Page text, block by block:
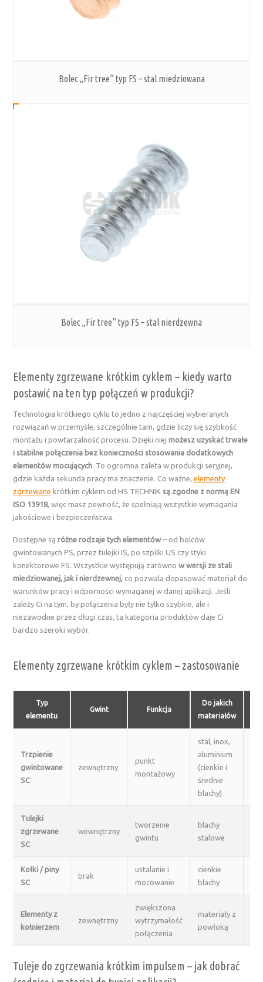
Bolec „Fir tree” typ FS – stal miedziowana
Bolec „Fir tree” typ FS – stal nierdzewna
Elementy zgrzewane krótkim cyklem – kiedy warto
postawić na ten typ połączeń w produkcji?
Technologia krótkiego cyklu to jedno z najczęściej wybieranych
rozwiązań w przemyśle, szczególnie tam, gdzie liczy się szybkość
montażu i powtarzalność procesu. Dzięki niejmożesz uzyskać trwałe
i stabilne połączenia bez konieczności stosowania dodatkowych
elementów mocujących. To ogromna zaleta w produkcji seryjnej,
gdzie każda sekunda pracy ma znaczenie. Co ważne,elementy
zgrzewane krótkim cyklem od HS TECHNIK są zgodne z normą EN
ISO 13918, więc masz pewność, że spełniają wszystkie wymagania
jakościowe i bezpieczeństwa.
Dostępne sąróżne rodzaje tych elementów– od bolców
gwintowanych PS, przez tulejki IS, po szpilki US czy styki
konektorowe FS. Wszystkie występują zarównow wersji ze stali
miedziowanej, jak i nierdzewnej, co pozwala dopasować materiał do
warunków pracy i odporności wymaganej w danej aplikacji. Jeśli
zależy Ci na tym, by połączenia były nie tylko szybkie, ale i
niezawodne przez długi czas, ta kategoria produktów daje Ci
bardzo szeroki wybór.
Elementy zgrzewane krótkim cyklem – zastosowanie
Typ
elementu
Gwint Funkcja
Do jakich
materiałów
Trzpienie
gwintowane
SC
zewnętrzny
punkt
montażowy
stal, inox,
aluminium
(cienkie i
średnie
blachy)
Tulejki
zgrzewane
SC
wewnętrzny
tworzenie
gwintu
blachy
stalowe
Kołki / piny
SC
brak
ustalanie i
mocowanie
cienkie
blachy
Elementy z
kołnierzem
zewnętrzny
zwiększona
wytrzymałość
połączenia
materiały z
powłoką
Tuleje do zgrzewania krótkim impulsem – jak dobrać